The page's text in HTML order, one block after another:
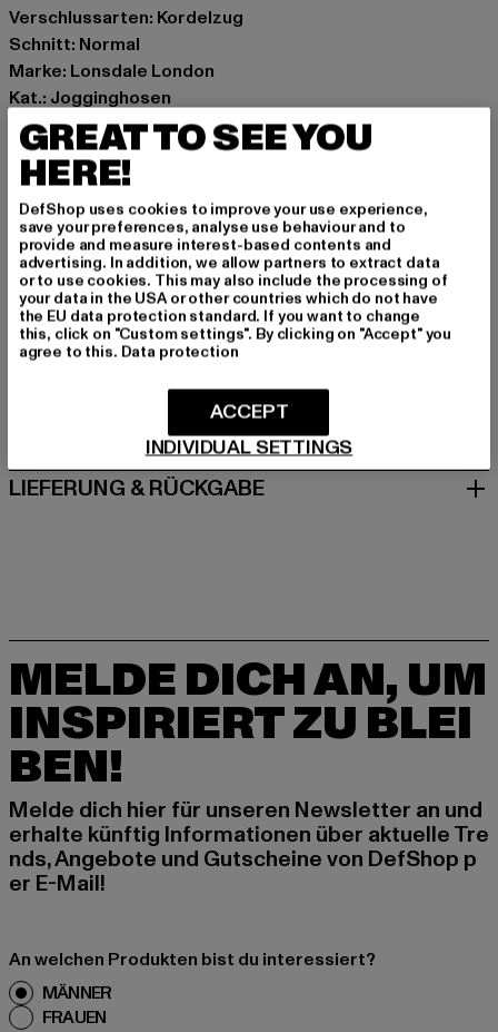
Verschlussarten: Kordelzug
Schnitt: Normal
Marke: Lonsdale London
Kat.: Jogginghosen
Farbe: schwarz
Hersteller Farbe: Black
Materialzusammensetzung: 60% Baumwolle, 40%
Polyester
Art.Nr: 116068-10929
Hersteller: Punch GmbH |info@punch-gmbh.de
Im Taubental 15a | 41468 Neuss | DE
GRÖSSE & PASSFORM
PFLEGEHINWEISE
LIEFERUNG & RÜCKGABE
MELDE DICH AN, UM
INSPIRIERT ZU BLEI
BEN!
Melde dich hier für unseren Newsletter an und
erhalte künftig Informationen über aktuelle Tre
nds, Angebote und Gutscheine von DefShop p
er E-Mail!
An welchen Produkten bist du interessiert?
MÄNNER
FRAUEN
GREAT TO SEE YOU
HERE!
DefShop uses cookies to improve your use experience,
save your preferences, analyse use behaviour and to
provide and measure interest-based contents and
advertising. In addition, we allow partners to extract data
or to use cookies. This may also include the processing of
your data in the USA or other countries which do not have
the EU data protection standard. If you want to change
this, click on "Custom settings". By clicking on "Accept" you
agree to this. Data protection
INDIVIDUAL SETTINGS
ACCEPT